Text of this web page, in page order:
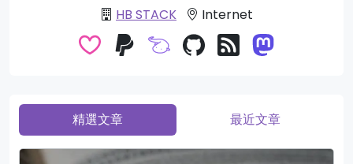
HB STACK
Internet
精選文章 最近文章